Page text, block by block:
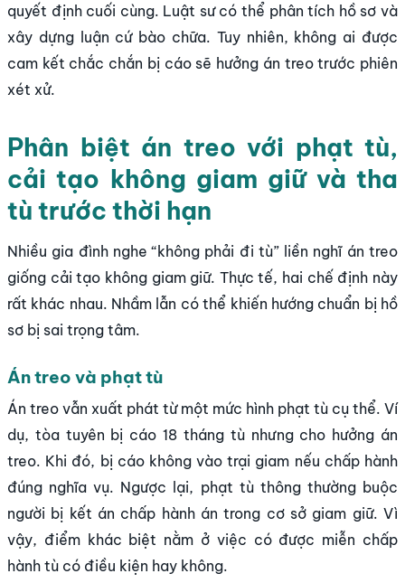
quyết định cuối cùng. Luật sư có thể phân tích hồ sơ và
xây dựng luận cứ bào chữa. Tuy nhiên, không ai được
cam kết chắc chắn bị cáo sẽ hưởng án treo trước phiên
xét xử.
Phân biệt án treo với phạt tù,
cải tạo không giam giữ và tha
tù trước thời hạn
Nhiều gia đình nghe “không phải đi tù” liền nghĩ án treo
giống cải tạo không giam giữ. Thực tế, hai chế định này
rất khác nhau. Nhầm lẫn có thể khiến hướng chuẩn bị hồ
sơ bị sai trọng tâm.
Án treo và phạt tù
Án treo vẫn xuất phát từ một mức hình phạt tù cụ thể. Ví
dụ, tòa tuyên bị cáo 18 tháng tù nhưng cho hưởng án
treo. Khi đó, bị cáo không vào trại giam nếu chấp hành
đúng nghĩa vụ. Ngược lại, phạt tù thông thường buộc
người bị kết án chấp hành án trong cơ sở giam giữ. Vì
vậy, điểm khác biệt nằm ở việc có được miễn chấp
hành tù có điều kiện hay không.